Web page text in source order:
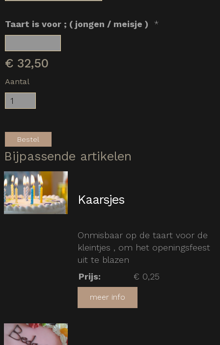
Taart is voor ; ( jongen / meisje ) *
€ 32,50
Aantal
Bestel
Bijpassende artikelen
Kaarsjes
Onmisbaar op de taart voor de
kleintjes , om het openingsfeest
uit te blazen
Prijs: € 0,25
meer info